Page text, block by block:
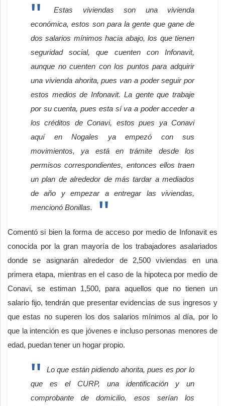
Estas viviendas son una vivienda
económica, estos son para la gente que gane de
dos salarios mínimos hacia abajo, los que tienen
seguridad social, que cuenten con Infonavit,
aunque no cuenten con los puntos para adquirir
una vivienda ahorita, pues van a poder seguir por
estos medios de Infonavit. La gente que trabaje
por su cuenta, pues esta sí va a poder acceder a
los créditos de Conavi, estos pues ya Conavi
aquí en Nogales ya empezó con sus
movimientos, ya está en trámite desde los
permisos correspondientes, entonces ellos traen
un plan de alrededor de más tardar a mediados
de año y empezar a entregar las viviendas,
mencionó Bonillas.
Comentó si bien la forma de acceso por medio de Infonavit es
conocida por la gran mayoría de los trabajadores asalariados
donde se asignarán alrededor de 2,500 viviendas en una
primera etapa, mientras en el caso de la hipoteca por medio de
Conavi, se estiman 1,500, para aquellos que no tienen un
salario fijo, tendrán que presentar evidencias de sus ingresos y
que estas no superen los dos salarios mínimos al día, por lo
que la intención es que jóvenes e incluso personas menores de
edad, puedan tener un hogar propio.
Lo que están pidiendo ahorita, pues es por lo
que es el CURP, una identificación y un
comprobante de domicilio, esos serían los